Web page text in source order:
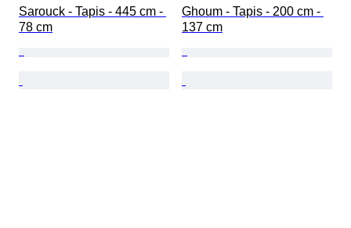
Sarouck - Tapis - 445 cm -
78 cm
Ghoum - Tapis - 200 cm -
137 cm